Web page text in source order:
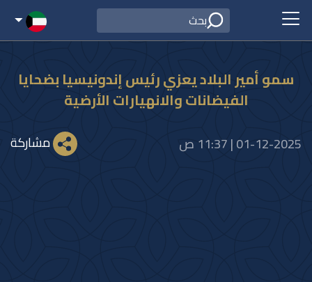
سمو أمير البلاد يعزي رئيس إندونيسيا بضحايا
الفيضانات والانهيارات الأرضية
01-12-2025 | 11:37 ص